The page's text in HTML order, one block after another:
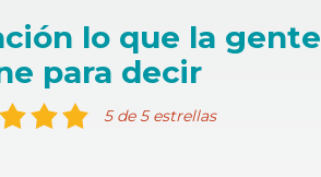
lo que la gente
para decir
5 de 5 estrellas